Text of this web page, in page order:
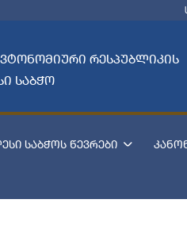
რესპუბლიკის
საბჭო
საბჭოს წევრები